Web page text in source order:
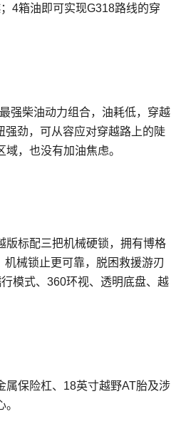
4箱油即可实现G318路线的穿
强柴油动力组合，油耗低，穿越
强劲，可从容应对穿越路上的陡
，也没有加油焦虑。
版标配三把机械硬锁，拥有博格
械锁止更可靠，脱困救援游刃
模式、360环视、透明底盘、越
属保险杠、18英寸越野AT胎及涉